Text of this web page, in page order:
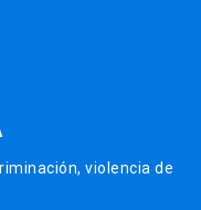
violencia de